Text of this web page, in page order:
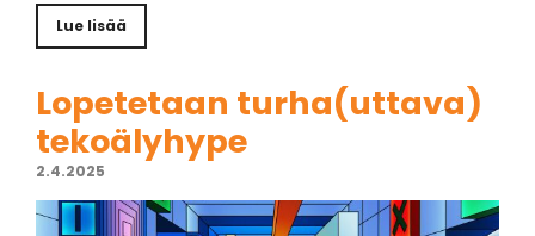
Lue lisää
Lopetetaan turha(uttava)
tekoälyhype
2.4.2025